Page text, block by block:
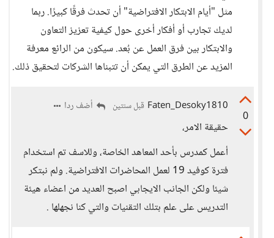
مثل "أيام الابتكار الافتراضية" أن تحدث فرقًا كبيرًا. ربما
لديك تجارب أو أفكار أخرى حول كيفية تعزيز التعاون
والابتكار بين فرق العمل عن بُعد. سيكون من الرائع معرفة
المزيد عن الطرق التي يمكن أن تتبناها الشركات لتحقيق ذلك.
0
Faten_Desoky1810 قبل سنتين أضف ردا
حقيقة الامر،
أعمل كمدرس بأحد المعاهد الخاصة، وللاسف تم استخدام
فترة كوفيد 19 لعمل المحاضرات الافتراضية. ولم نبتكر
شيئا ولكن الجانب الايجابي اصبح العديد من اعضاء هيئة
التدريس على علم بتلك التقنيات والتي كنا نجهلها .